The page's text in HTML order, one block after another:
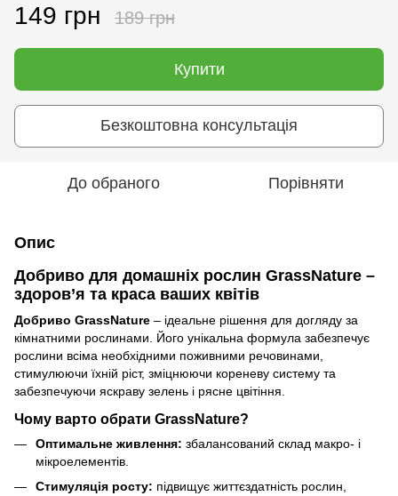
149 грн 189 грн
Купити
Безкоштовна консультація
До обраного Порівняти
Опис
Добриво для домашніх рослин GrassNature –
здоров’я та краса ваших квітів
Добриво GrassNature – ідеальне рішення для догляду за
кімнатними рослинами. Його унікальна формула забезпечує
рослини всіма необхідними поживними речовинами,
стимулюючи їхній ріст, зміцнюючи кореневу систему та
забезпечуючи яскраву зелень і рясне цвітіння.
Чому варто обрати GrassNature?
Оптимальне живлення: збалансований склад макро- і
мікроелементів.
Стимуляція росту: підвищує життєздатність рослин,